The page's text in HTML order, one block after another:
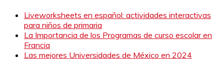
Liveworksheets en español: actividades interactivas
para niños de primaria
La Importancia de los Programas de curso escolar en
Francia
Las mejores Universidades de México en 2024